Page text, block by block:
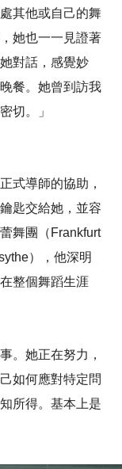
其他或自己的舞
她也一一見證著
對話，感覺妙
餐。她曾到訪我
切。」
式導師的協助，
匙交給她，並容
舞團（Frankfurt
），他深明
整個舞蹈生涯
。她正在努力，
如何應對特定問
所得。基本上是